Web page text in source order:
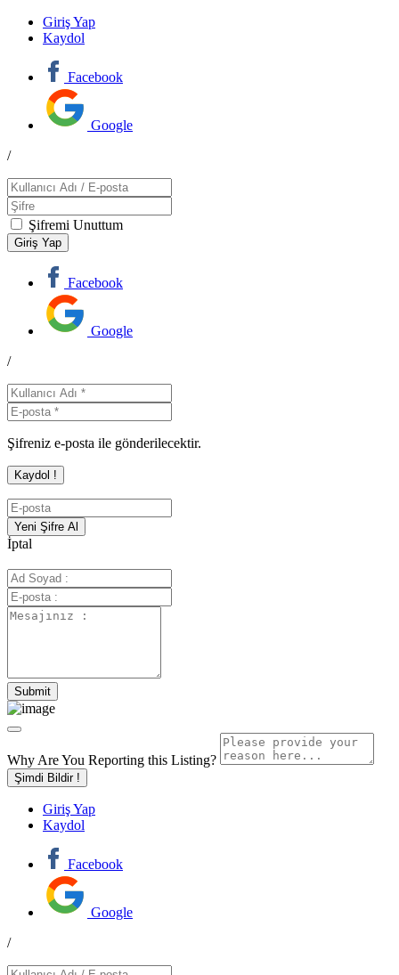
Giriş Yap
Kaydol
Facebook
Google
/
Şifremi Unuttum
Facebook
Google
/
Şifreniz e-posta ile gönderilecektir.
İptal
Why Are You Reporting this Listing?
Şimdi Bildir !
Giriş Yap
Kaydol
Facebook
Google
/